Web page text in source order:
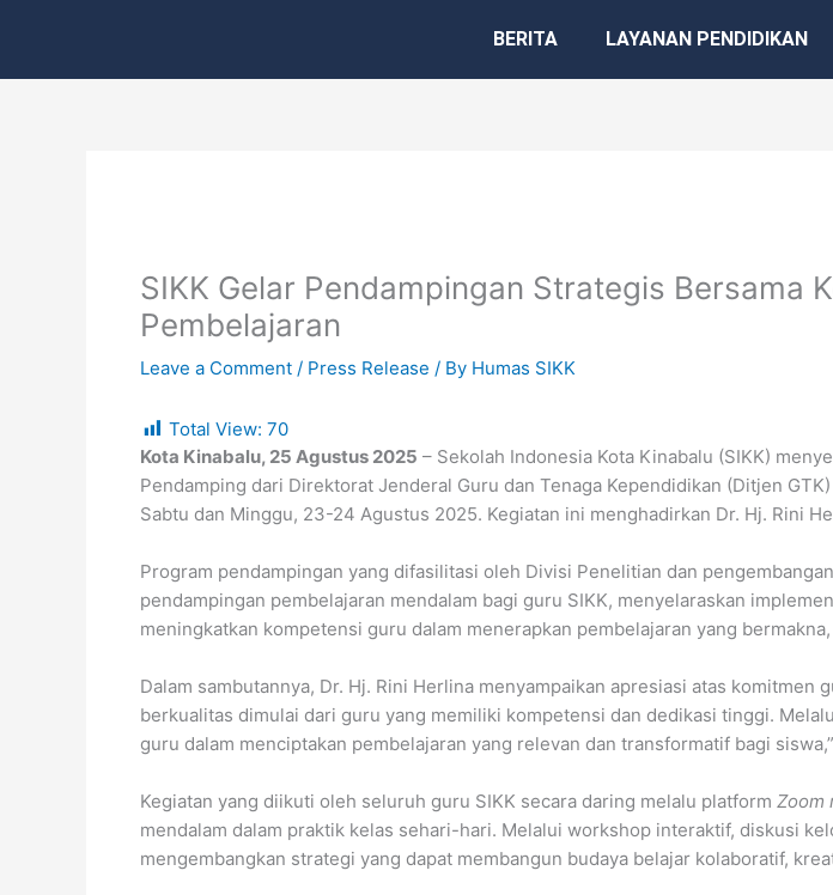
BERITA LAYANAN PENDIDIKAN
SIKK Gelar Pendampingan Strategis Bersama
Pembelajaran
Leave a Comment / Press Release / By Humas SIKK
Total View: 70
Kota Kinabalu, 25 Agustus 2025 – Sekolah Indonesia Kota Kinabalu (SIKK)
Pendamping dari Direktorat Jenderal Guru dan Tenaga Kependidikan (Ditjen
Sabtu dan Minggu, 23-24 Agustus 2025. Kegiatan ini menghadirkan Dr. Hj. Rini
Program pendampingan yang difasilitasi oleh Divisi Penelitian dan
pendampingan pembelajaran mendalam bagi guru SIKK, menyelaraskan
meningkatkan kompetensi guru dalam menerapkan pembelajaran yang
Dalam sambutannya, Dr. Hj. Rini Herlina menyampaikan apresiasi atas
berkualitas dimulai dari guru yang memiliki kompetensi dan dedikasi tinggi.
guru dalam menciptakan pembelajaran yang relevan dan transformatif bagi
Kegiatan yang diikuti oleh seluruh guru SIKK secara daring melalu platform Zoom
mendalam dalam praktik kelas sehari-hari. Melalui workshop interaktif, diskusi
mengembangkan strategi yang dapat membangun budaya belajar kolaboratif,